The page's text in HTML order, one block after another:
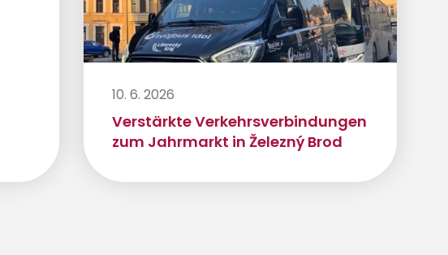
10. 6. 2026
Verstärkte Verkehrsverbindungen
zum Jahrmarkt in Železný Brod